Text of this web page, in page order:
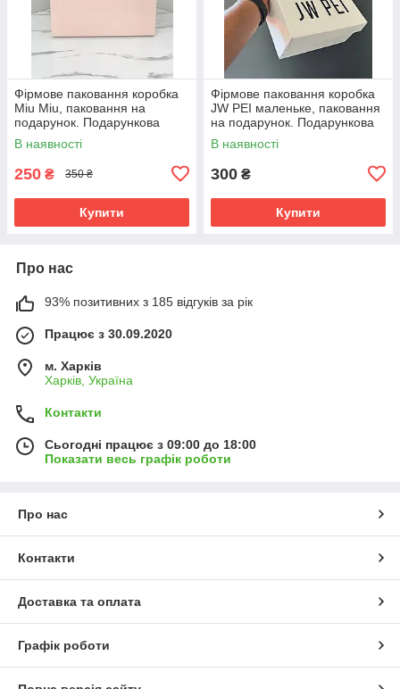
Фірмове паковання коробка
Miu Miu, паковання на
подарунок. Подарункова
брендова упаковка Міу Міу
В наявності
250 ₴ 350 ₴
Купити
Фірмове паковання коробка
JW PEI маленьке, паковання
на подарунок. Подарункова
брендова коробка
В наявності
300 ₴
Купити
Про нас
93% позитивних з 185 відгуків за рік
Працює з 30.09.2020
м. Харків
Харків, Україна
Контакти
Сьогодні працює з 09:00 до 18:00
Показати весь графік роботи
Про нас
Контакти
Доставка та оплата
Графік роботи